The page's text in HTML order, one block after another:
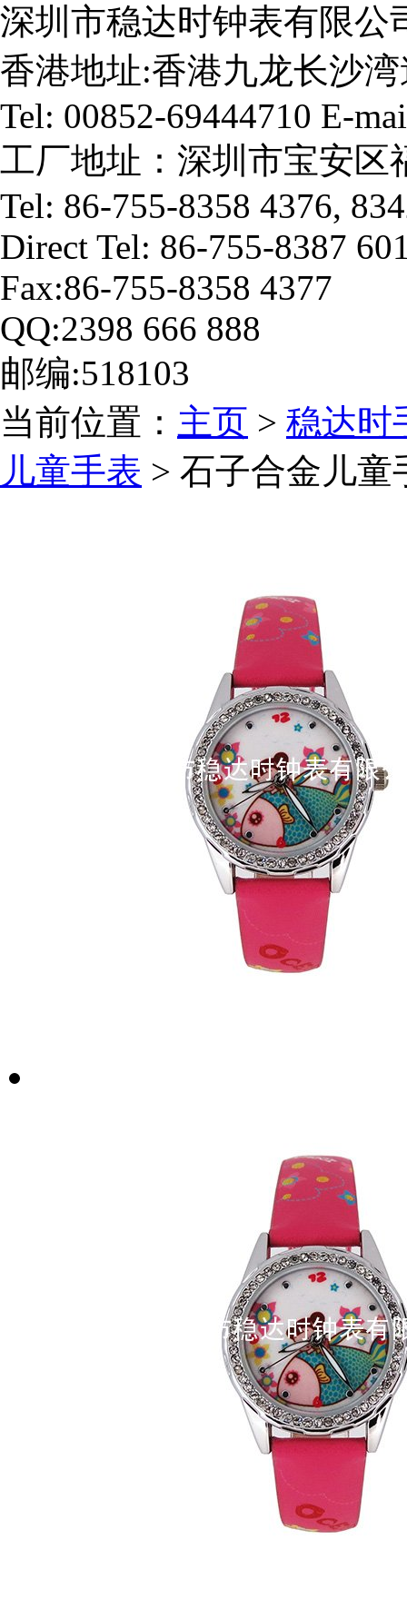
深圳市稳达时钟表有限公
香港地址:香港九龙长沙
Tel: 00852-69444710 E-
工厂地址：深圳市宝安区
Tel: 86-755-8358 4376,
Direct Tel: 86-755-8387
Fax:86-755-8358 4377
QQ:2398 666 888
邮编:518103
当前位置： 主页 > 稳达时
儿童手表 > 石子合金儿童